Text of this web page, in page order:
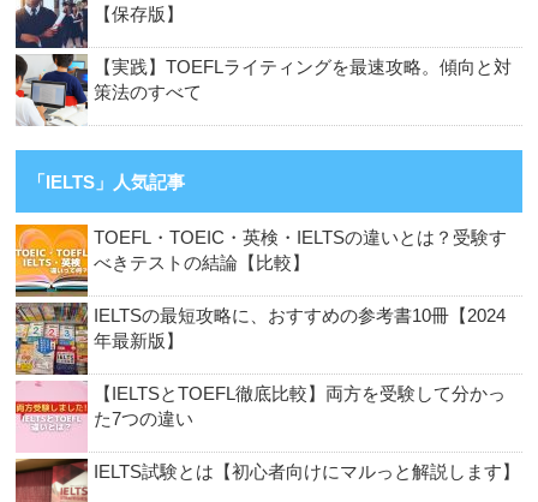
【保存版】
【実践】TOEFLライティングを最速攻略。傾向と対
策法のすべて
「IELTS」人気記事
TOEFL・TOEIC・英検・IELTSの違いとは？受験す
べきテストの結論【比較】
IELTSの最短攻略に、おすすめの参考書10冊【2024
年最新版】
【IELTSとTOEFL徹底比較】両方を受験して分かっ
た7つの違い
IELTS試験とは【初心者向けにマルっと解説します】